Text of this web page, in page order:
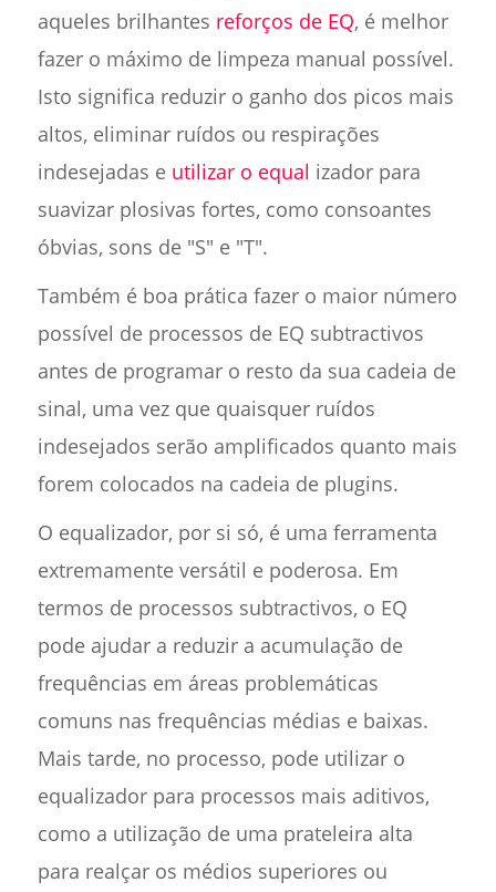
aqueles brilhantes reforços de EQ, é melhor
fazer o máximo de limpeza manual possível.
Isto significa reduzir o ganho dos picos mais
altos, eliminar ruídos ou respirações
indesejadas e utilizar o equal izador para
suavizar plosivas fortes, como consoantes
óbvias, sons de "S" e "T".
Também é boa prática fazer o maior número
possível de processos de EQ subtractivos
antes de programar o resto da sua cadeia de
sinal, uma vez que quaisquer ruídos
indesejados serão amplificados quanto mais
forem colocados na cadeia de plugins.
O equalizador, por si só, é uma ferramenta
extremamente versátil e poderosa. Em
termos de processos subtractivos, o EQ
pode ajudar a reduzir a acumulação de
frequências em áreas problemáticas
comuns nas frequências médias e baixas.
Mais tarde, no processo, pode utilizar o
equalizador para processos mais aditivos,
como a utilização de uma prateleira alta
para realçar os médios superiores ou